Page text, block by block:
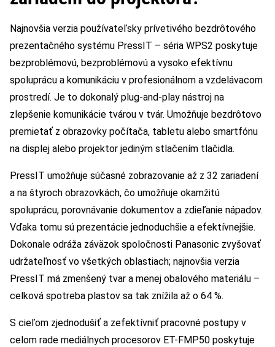
Najnovšia verzia používateľsky prívetivého bezdrôtového
prezentačného systému PressIT – séria WPS2 poskytuje
bezproblémovú, bezproblémovú a vysoko efektívnu
spoluprácu a komunikáciu v profesionálnom a vzdelávacom
prostredí. Je to dokonalý plug-and-play nástroj na
zlepšenie komunikácie tvárou v tvár. Umožňuje bezdrôtovo
premietať z obrazovky počítača, tabletu alebo smartfónu
na displej alebo projektor jediným stlačením tlačidla.
PressIT umožňuje súčasné zobrazovanie až z 32 zariadení
a na štyroch obrazovkách, čo umožňuje okamžitú
spoluprácu, porovnávanie dokumentov a zdieľanie nápadov.
Vďaka tomu sú prezentácie jednoduchšie a efektívnejšie.
Dokonale odráža záväzok spoločnosti Panasonic zvyšovať
udržateľnosť vo všetkých oblastiach; najnovšia verzia
PressIT má zmenšený tvar a menej obalového materiálu –
celková spotreba plastov sa tak znížila až o 64 %.
S cieľom zjednodušiť a zefektívniť pracovné postupy v
celom rade mediálnych procesorov ET-FMP50 poskytuje